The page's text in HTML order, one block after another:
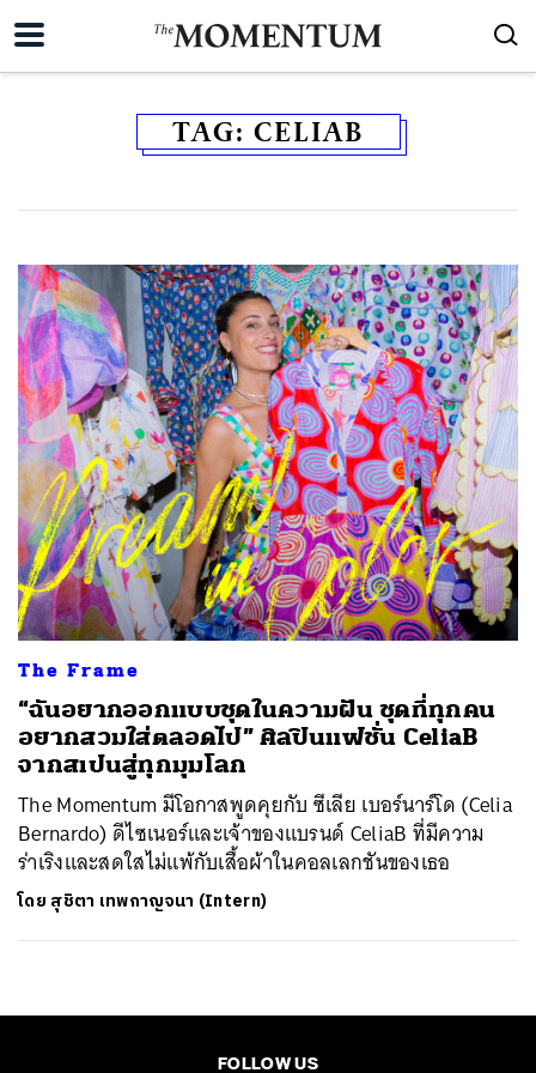
TAG: CELIAB
The Frame
“ฉันอยากออกแบบชุดในความฝัน ชุดที่ทุกคน
อยากสวมใส่ตลอดไป” ศิลปินแฟชั่น CeliaB
จากสเปนสู่ทุกมุมโลก
The Momentum มีโอกาสพูดคุยกับ ซีเลีย เบอร์นาร์โด (Celia
Bernardo) ดีไซเนอร์และเจ้าของแบรนด์ CeliaB ที่มีความ
ร่าเริงและสดใสไม่แพ้กับเสื้อผ้าในคอลเลกชันของเธอ
โดย สุชิตา เทพกาญจนา (Intern)
FOLLOW US
ค้นหา
SHARE TWEET LINE EMAIL